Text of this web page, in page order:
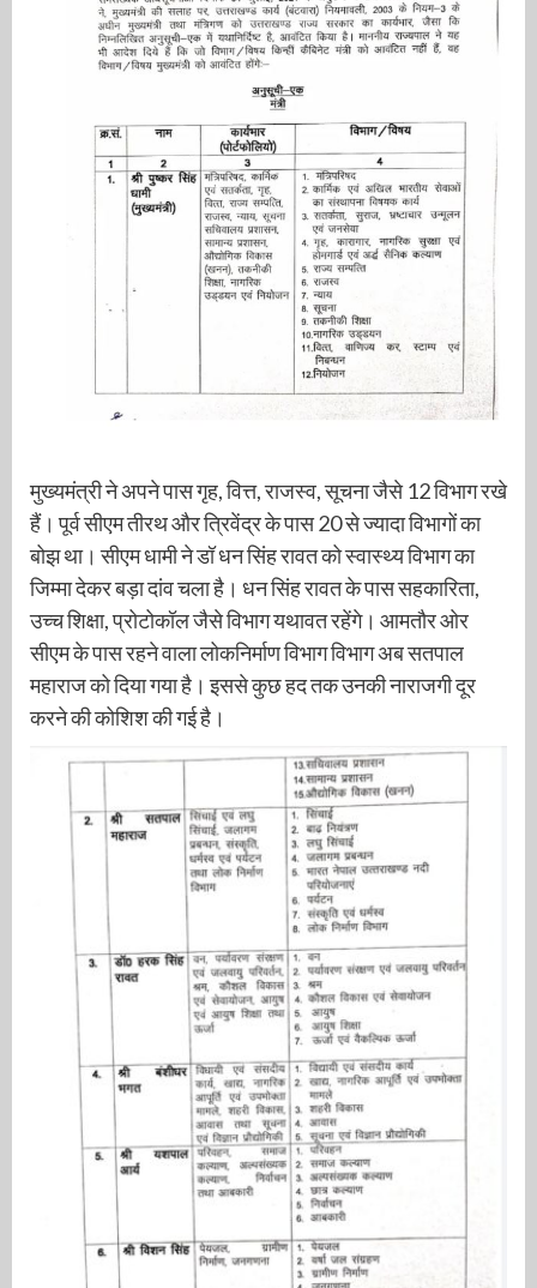
मुख्यमंत्री ने अपने पास गृह, वित्त, राजस्व, सूचना जैसे 12 विभाग रखे
हैं। पूर्व सीएम तीरथ और त्रिवेंद्र के पास 20 से ज्यादा विभागों का
बोझ था। सीएम धामी ने डॉ धन सिंह रावत को स्वास्थ्य विभाग का
जिम्मा देकर बड़ा दांव चला है। धन सिंह रावत के पास सहकारिता,
उच्च शिक्षा, प्रोटोकॉल जैसे विभाग यथावत रहेंगे। आमतौर ओर
सीएम के पास रहने वाला लोकनिर्माण विभाग विभाग अब सतपाल
महाराज को दिया गया है। इससे कुछ हद तक उनकी नाराजगी दूर
करने की कोशिश की गई है।